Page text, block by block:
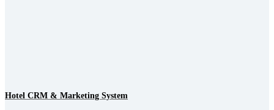
Hotel CRM & Marketing System